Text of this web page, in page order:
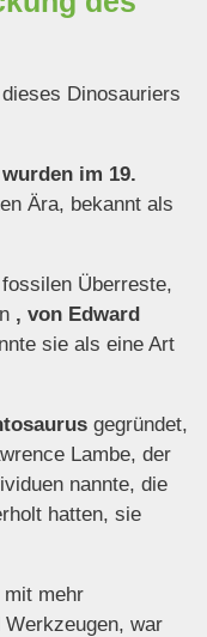
Dinosauriers
im 19.
Ära, bekannt als
Überreste,
, von Edward
sie als eine Art
gegründet,
Lambe, der
nannte, die
hatten, sie
mit mehr
war